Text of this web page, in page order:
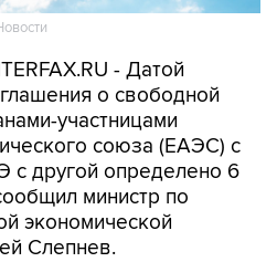
- Датой
о свободной
участницами
союза (ЕАЭС) с
с другой определено 6
министр по
экономической
Слепнев.